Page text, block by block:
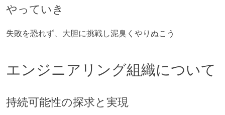
やっていき
失敗を恐れず、大胆に挑戦し泥臭くやりぬこう
エンジニアリング組織について
持続可能性の探求と実現